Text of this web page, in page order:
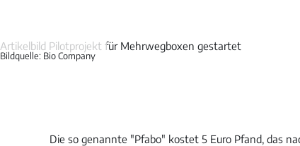
Bildquelle: Bio Company
Die so genannte "Pfabo" kostet 5 Euro Pfand, das